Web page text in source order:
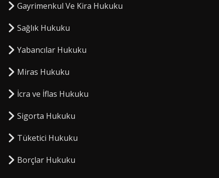
Gayrimenkul Ve Kira Hukuku
Sağlık Hukuku
Yabancılar Hukuku
Miras Hukuku
⁠İcra ve İflas Hukuku
Sigorta Hukuku
⁠Tüketici Hukuku
⁠Borçlar Hukuku